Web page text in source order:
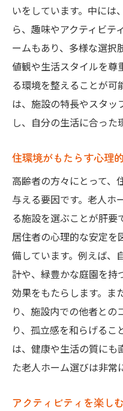
いをしています。中には
ら、趣味やアクティビテ
ームもあり、多様な選択
値観や生活スタイルを尊
る環境を整えることが可
は、施設の特長やスタッ
し、自分の生活に合った
住環境がもたらす心理
高齢者の方々にとって、
与える要因です。老人ホ
る施設を選ぶことが肝要
居住者の心理的な安定を
備しています。例えば、
計や、緑豊かな庭園を持
効果をもたらします。ま
り、施設内での他者との
り、孤立感を和らげるこ
は、健康や生活の質にも
た老人ホーム選びは非常
アクティビティを楽し